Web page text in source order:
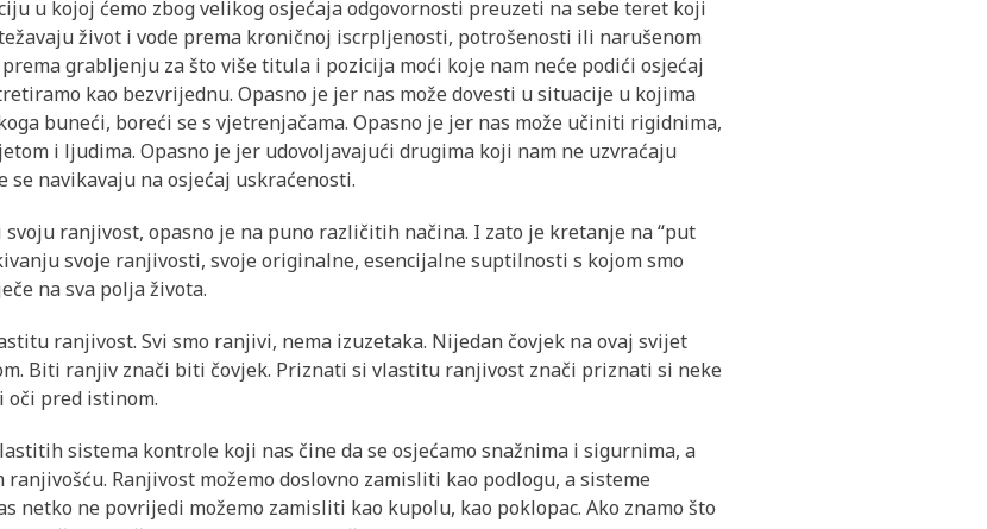
u kojoj ćemo zbog velikog osjećaja odgovornosti preuzeti na sebe teret koji
život i vode prema kroničnoj iscrpljenosti, potrošenosti ili narušenom
grabljenju za što više titula i pozicija moći koje nam neće podići osjećaj
kao bezvrijednu. Opasno je jer nas može dovesti u situacije u kojima
buneći, boreći se s vjetrenjačama. Opasno je jer nas može učiniti rigidnima,
i ljudima. Opasno je jer udovoljavajući drugima koji nam ne uzvraćaju
navikavaju na osjećaj uskraćenosti.
ranjivost, opasno je na puno različitih načina. I zato je kretanje na “put
svoje ranjivosti, svoje originalne, esencijalne suptilnosti s kojom smo
na sva polja života.
ranjivost. Svi smo ranjivi, nema izuzetaka. Nijedan čovjek na ovaj svijet
Biti ranjiv znači biti čovjek. Priznati si vlastitu ranjivost znači priznati si neke
oči pred istinom.
sistema kontrole koji nas čine da se osjećamo snažnima i sigurnima, a
Ranjivost možemo doslovno zamisliti kao podlogu, a sisteme
netko ne povrijedi možemo zamisliti kao kupolu, kao poklopac. Ako znamo što